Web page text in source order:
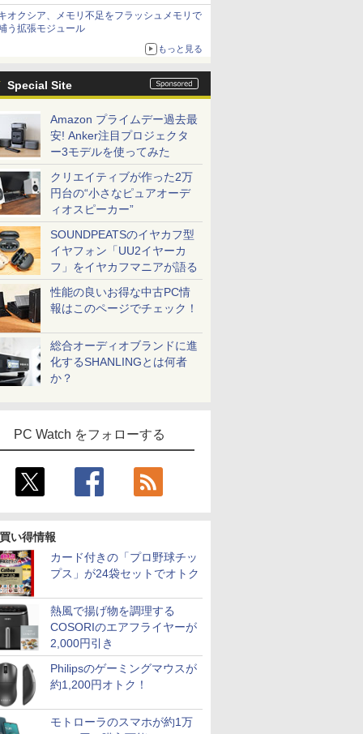
オクシア、メモリ不足をフラッシュメモリで
う拡張モジュール
もっと見る
Special Site
Amazon プライムデー過去最
安! Anker注目プロジェクタ
ー3モデルを使ってみた
クリエイティブが作った2万
円台の“小さなピュアオーデ
ィオスピーカー”
SOUNDPEATSのイヤカフ型
イヤフォン「UU2イヤーカ
フ」をイヤカフマニアが語る
性能の良いお得な中古PC情
報はこのページでチェック！
総合オーディオブランドに進
化するSHANLINGとは何者
か？
PC Watch をフォローする
い得情報
カード付きの「プロ野球チッ
プス」が24袋セットでオトク
熱風で揚げ物を調理する
COSORIのエアフライヤーが
2,000円引き
Philipsのゲーミングマウスが
約1,200円オトク！
モトローラのスマホが約1万